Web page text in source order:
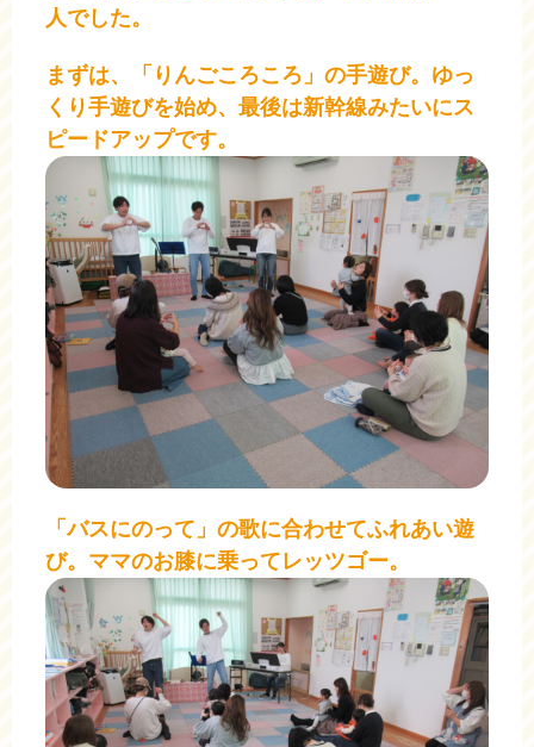
人でした。
まずは、「りんごころころ」の手遊び。ゆっ
くり手遊びを始め、最後は新幹線みたいにス
ピードアップです。
「バスにのって」の歌に合わせてふれあい遊
び。ママのお膝に乗ってレッツゴー。